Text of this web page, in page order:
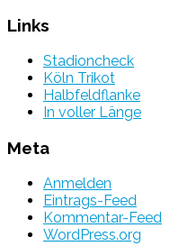
Links
Stadioncheck
Köln Trikot
Halbfeldflanke
In voller Länge
Meta
Anmelden
Eintrags-Feed
Kommentar-Feed
WordPress.org